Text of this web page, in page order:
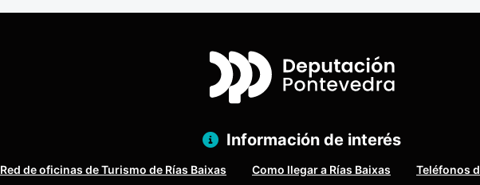
Información de interés
Red de oficinas de Turismo de Rías Baixas Como llegar a Rías Baixas Teléfonos